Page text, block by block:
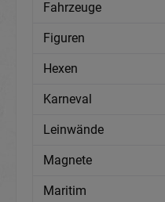
Fahrzeuge
Figuren
Hexen
Karneval
Leinwände
Magnete
Maritim